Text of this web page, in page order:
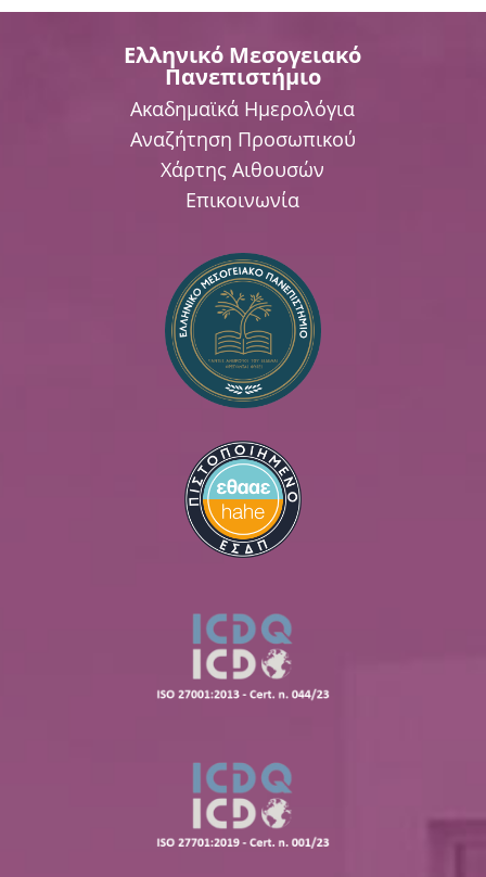
Ελληνικό Μεσογειακό
Πανεπιστήμιο
Ακαδημαϊκά Ημερολόγια
Αναζήτηση Προσωπικού
Χάρτης Αιθουσών
Επικοινωνία